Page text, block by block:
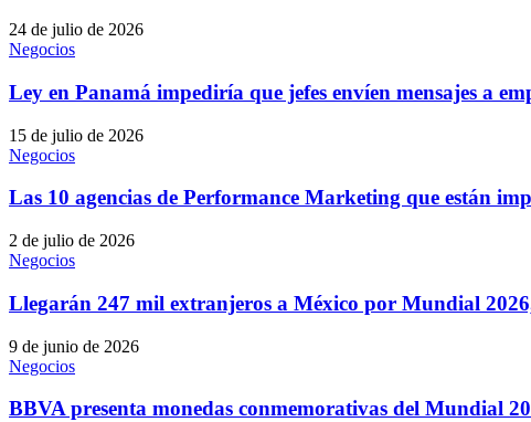
24 de julio de 2026
Negocios
Ley en Panamá impediría que jefes envíen mensajes a
15 de julio de 2026
Negocios
Las 10 agencias de Performance Marketing que están
2 de julio de 2026
Negocios
Llegarán 247 mil extranjeros a México por Mundial
9 de junio de 2026
Negocios
BBVA presenta monedas conmemorativas del Mundial